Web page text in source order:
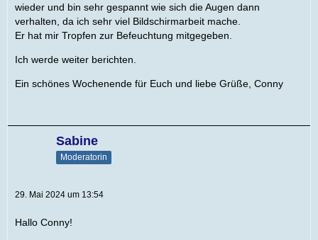
wieder und bin sehr gespannt wie sich die Augen dann
verhalten, da ich sehr viel Bildschirmarbeit mache.
Er hat mir Tropfen zur Befeuchtung mitgegeben.
Ich werde weiter berichten.
Ein schönes Wochenende für Euch und liebe Grüße, Conny
Sabine
Moderatorin
29. Mai 2024 um 13:54
Hallo Conny!